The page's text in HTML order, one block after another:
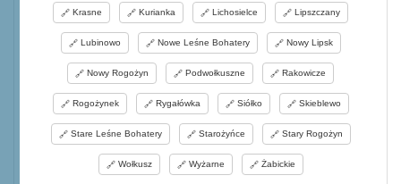
Krasne Kurianka Lichosielce Lipszczany
Lubinowo Nowe Leśne Bohatery Nowy Lipsk
Nowy Rogożyn Podwołkuszne Rakowicze
Rogożynek Rygałówka Siółko Skieblewo
Stare Leśne Bohatery Starożyńce Stary Rogożyn
Wołkusz Wyżarne Żabickie